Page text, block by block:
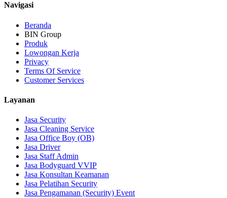
Navigasi
Beranda
BIN Group
Produk
Lowongan Kerja
Privacy
Terms Of Service
Customer Services
Layanan
Jasa Security
Jasa Cleaning Service
Jasa Office Boy (OB)
Jasa Driver
Jasa Staff Admin
Jasa Bodyguard VVIP
Jasa Konsultan Keamanan
Jasa Pelatihan Security
Jasa Pengamanan (Security) Event